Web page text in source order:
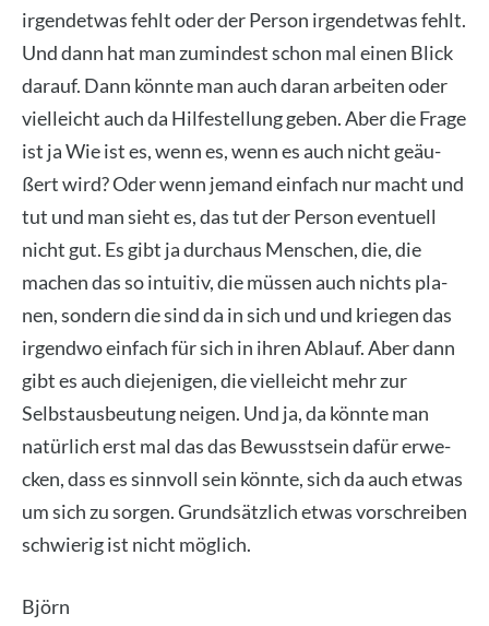
irgend­et­was fehlt oder der Per­son irgend­et­was fehlt.
Und dann hat man zumin­dest schon mal einen Blick
dar­auf. Dann könn­te man auch dar­an arbei­ten oder
viel­leicht auch da Hil­fe­stel­lung geben. Aber die Fra­ge
ist ja Wie ist es, wenn es, wenn es auch nicht geäu­
ßert wird? Oder wenn jemand ein­fach nur macht und
tut und man sieht es, das tut der Per­son even­tu­ell
nicht gut. Es gibt ja durch­aus Men­schen, die, die
machen das so intui­tiv, die müs­sen auch nichts pla­
nen, son­dern die sind da in sich und und krie­gen das
irgend­wo ein­fach für sich in ihren Ablauf. Aber dann
gibt es auch die­je­ni­gen, die viel­leicht mehr zur
Selbst­aus­beu­tung nei­gen. Und ja, da könn­te man
natür­lich erst mal das das Bewusst­sein dafür erwe­
cken, dass es sinn­voll sein könn­te, sich da auch etwas
um sich zu sor­gen. Grund­sätz­lich etwas vor­schrei­ben
schwie­rig ist nicht mög­lich.
Björn